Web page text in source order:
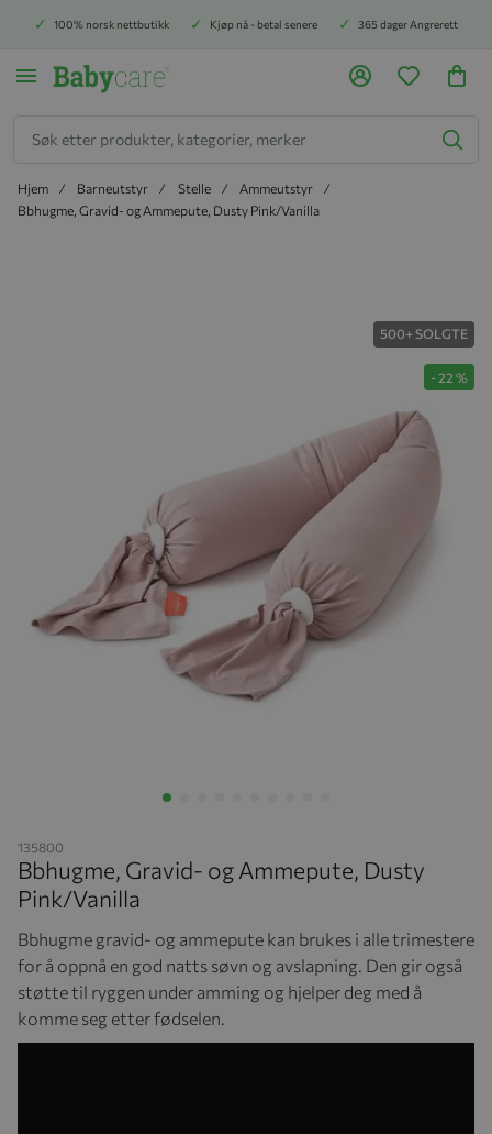
100% norsk nettbutikk Kjøp nå - betal senere 365 dager Angrerett
Hjem Barneutstyr Stelle
Ammeutstyr
Bbhugme, Gravid- og Ammepute, Dusty Pink/Vanilla
500+ SOLGTE
-22 %
135800
Bbhugme, Gravid- og Ammepute, Dusty
Pink/Vanilla
Bbhugme gravid- og ammepute kan brukes i alle trimestere
for å oppnå en god natts søvn og avslapning. Den gir også
støtte til ryggen under amming og hjelper deg med å
komme seg etter fødselen.